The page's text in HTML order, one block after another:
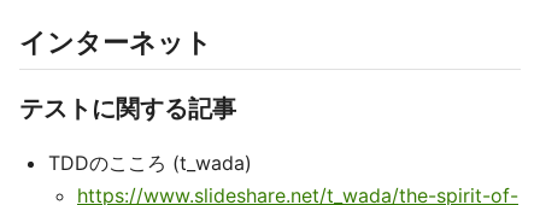
インターネット
テストに関する記事
TDDのこころ (t_wada)
https://www.slideshare.net/t_wada/the-spirit-of-